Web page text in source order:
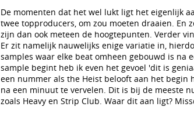
De momenten dat het wel lukt ligt het eigenlijk
twee topproducers, om zou moeten draaien. En
zijn dan ook meteen de hoogtepunten. Verder
Er zit namelijk nauwelijks enige variatie in,
samples waar elke beat omheen gebouwd is na
sample begint heb ik even het gevoel 'dit is
een nummer als the Heist belooft aan het
na een minuut te vervelen. Dit is bij de meeste
zoals Heavy en Strip Club. Waar dit aan ligt?